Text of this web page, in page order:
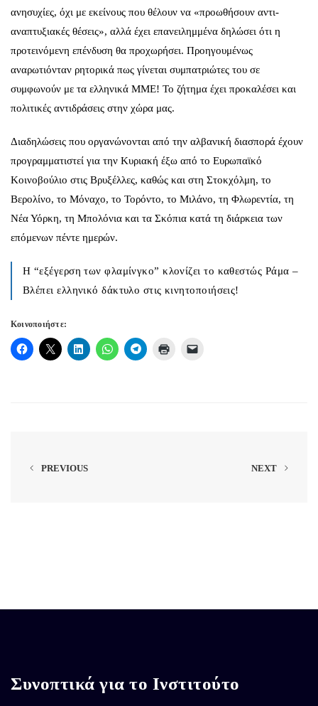
ανησυχίες, όχι με εκείνους που θέλουν να «προωθήσουν αντι-
αναπτυξιακές θέσεις», αλλά έχει επανειλημμένα δηλώσει ότι η
προτεινόμενη επένδυση θα προχωρήσει. Προηγουμένως
αναρωτιόνταν ρητορικά πως γίνεται συμπατριώτες του σε
συμφωνούν με τα ελληνικά ΜΜΕ! Το ζήτημα έχει προκαλέσει και
πολιτικές αντιδράσεις στην χώρα μας.
Διαδηλώσεις που οργανώνονται από την αλβανική διασπορά έχουν
προγραμματιστεί για την Κυριακή έξω από το Ευρωπαϊκό
Κοινοβούλιο στις Βρυξέλλες, καθώς και στη Στοκχόλμη, το
Βερολίνο, το Μόναχο, το Τορόντο, το Μιλάνο, τη Φλωρεντία, τη
Νέα Υόρκη, τη Μπολόνια και τα Σκόπια κατά τη διάρκεια των
επόμενων πέντε ημερών.
Η “εξέγερση των φλαμίνγκο” κλονίζει το καθεστώς Ράμα –
Βλέπει ελληνικό δάκτυλο στις κινητοποιήσεις!
Κοινοποιήστε:
PREVIOUS NEXT
Συνοπτικά για το Ινστιτούτο